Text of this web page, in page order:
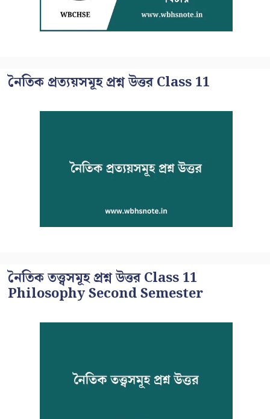
নৈতিক প্রত্যয়সমূহ প্রশ্ন উত্তর Class 11
নৈতিক তত্ত্বসমূহ প্রশ্ন উত্তর Class 11
Philosophy Second Semester